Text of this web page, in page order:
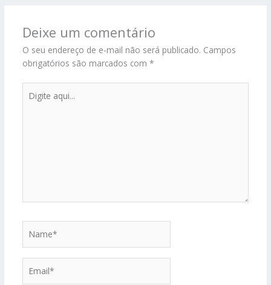
Deixe um comentário
O seu endereço de e-mail não será publicado. Campos
obrigatórios são marcados com *
aqui...